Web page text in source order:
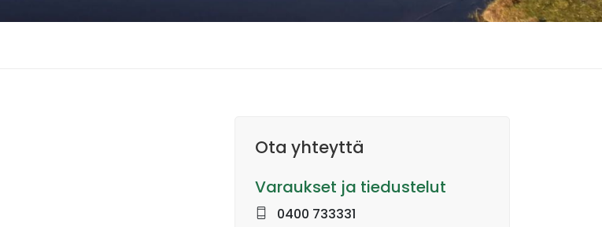
Ota yhteyttä
Varaukset ja tiedustelut
0400 733331